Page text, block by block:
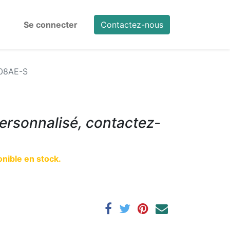
Se connecter Contactez-nous
S
contactez-
en stock.